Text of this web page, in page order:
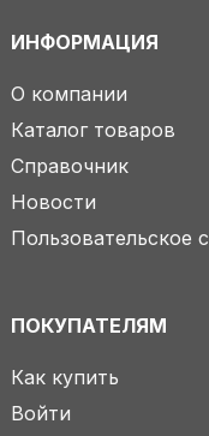
ИНФОРМАЦИЯ
О компании
Каталог товаров
Справочник
Новости
Пользовательское
ПОКУПАТЕЛЯМ
Как купить
Войти